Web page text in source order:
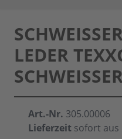
EDER
Art.-Nr. 305.00006
Lieferzeit sofort aus